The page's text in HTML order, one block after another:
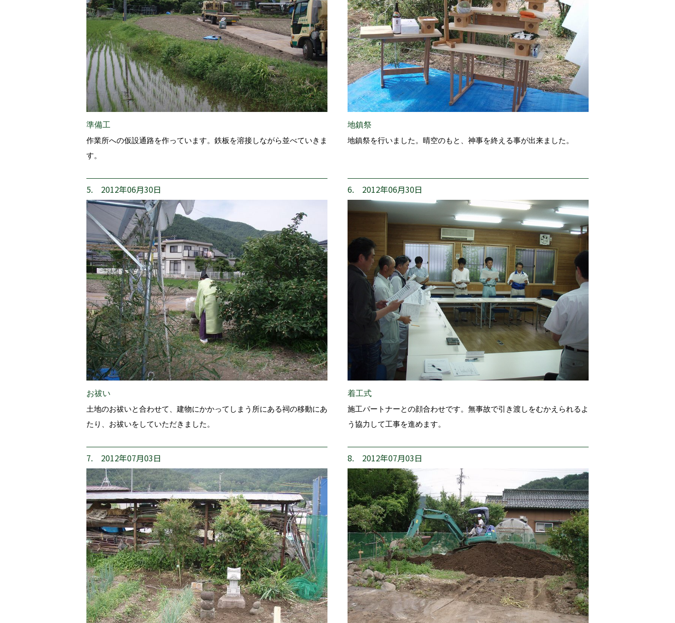
準備工
作業所への仮設通路を作っています。鉄板を溶接しながら並べていきま
す。
地鎮祭
地鎮祭を行いました。晴空のもと、神事を終える事が出来ました。
5. 2012年06月30日
お祓い
土地のお祓いと合わせて、建物にかかってしまう所にある祠の移動にあ
たり、お祓いをしていただきました。
6. 2012年06月30日
着工式
施工パートナーとの顔合わせです。無事故で引き渡しをむかえられるよ
う協力して工事を進めます。
7. 2012年07月03日 8. 2012年07月03日